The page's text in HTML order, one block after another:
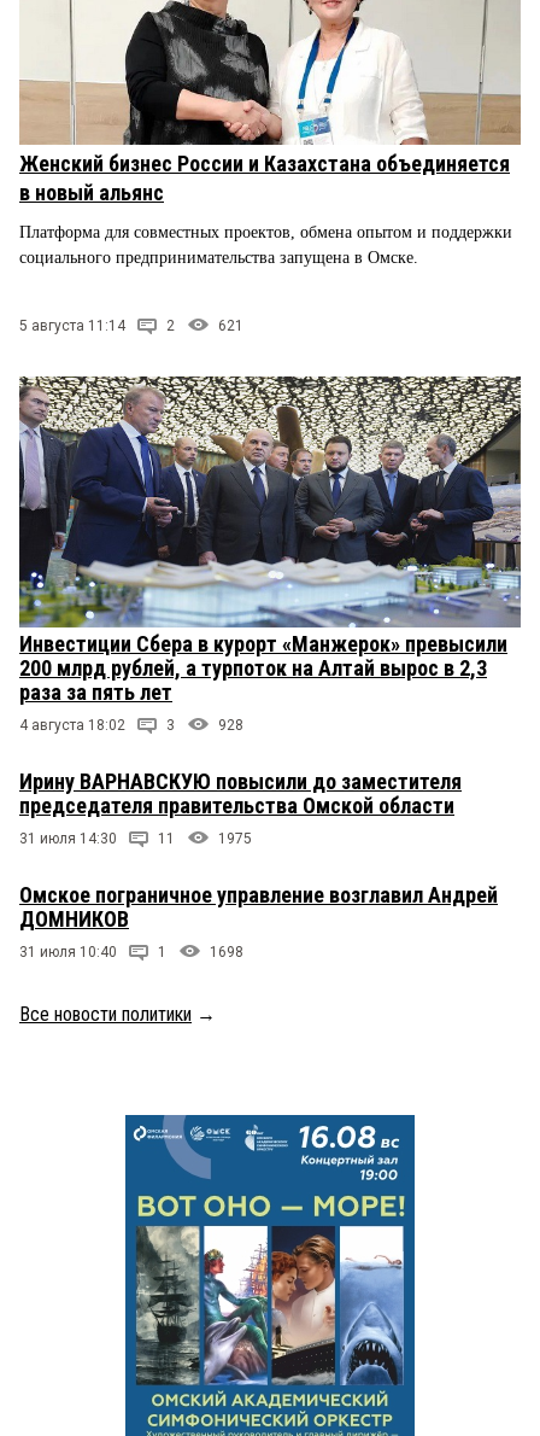
Женский бизнес России и Казахстана объединяется
в новый альянс
Платформа для совместных проектов, обмена опытом и поддержки
социального предпринимательства запущена в Омске.
5 августа 11:14 2 621
Инвестиции Сбера в курорт «Манжерок» превысили
200 млрд рублей, а турпоток на Алтай вырос в 2,3
раза за пять лет
4 августа 18:02 3 928
Ирину ВАРНАВСКУЮ повысили до заместителя
председателя правительства Омской области
31 июля 14:30 11 1975
Омское пограничное управление возглавил Андрей
ДОМНИКОВ
31 июля 10:40 1 1698
Все новости политики →